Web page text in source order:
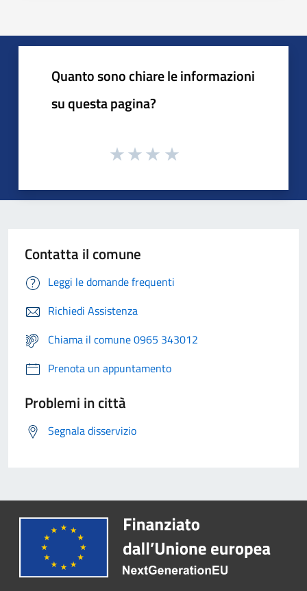
Quanto sono chiare le informazioni
su questa pagina?
Contatta il comune
Leggi le domande frequenti
Richiedi Assistenza
Chiama il comune 0965 343012
Prenota un appuntamento
Problemi in città
Segnala disservizio